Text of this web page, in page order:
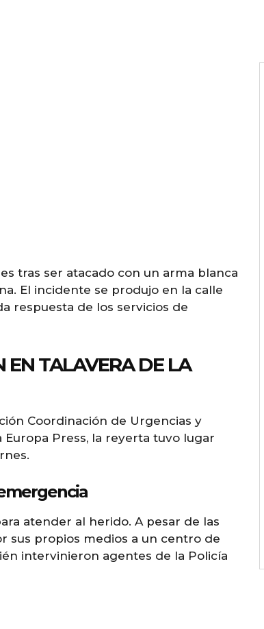
tras ser atacado con un arma blanca
El incidente se produjo en la calle
respuesta de los servicios de
EN TALAVERA DE LA
Coordinación de Urgencias y
Europa Press, la reyerta tuvo lugar
atender al herido. A pesar de las
sus propios medios a un centro de
intervinieron agentes de la Policía